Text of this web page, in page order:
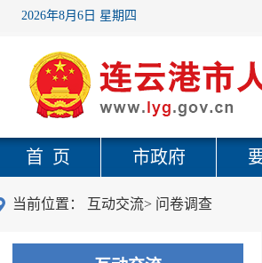
2026年8月6日 星期四
首 页 市政府
当前位置： 互动交流> 问卷调查